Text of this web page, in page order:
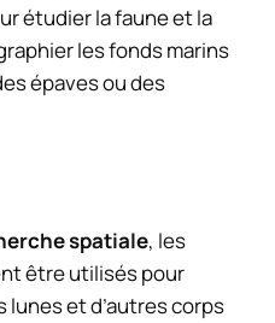
étudier la faune et la
les fonds marins
épaves ou des
spatiale, les
être utilisés pour
et d’autres corps